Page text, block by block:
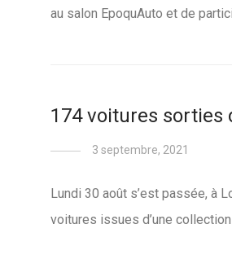
au salon EpoquAuto et de
174 voitures sorties
3 septembre, 2021
Lundi 30 août s’est passée, à
voitures issues d’une